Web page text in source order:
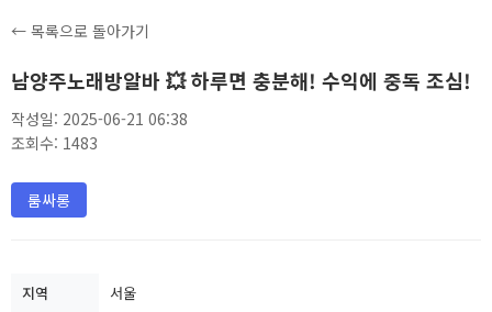
← 목록으로 돌아가기
남양주노래방알바 💥 하루면 충분해! 수익에 중독 조심!
작성일: 2025-06-21 06:38
조회수: 1483
룸싸롱
지역
서울